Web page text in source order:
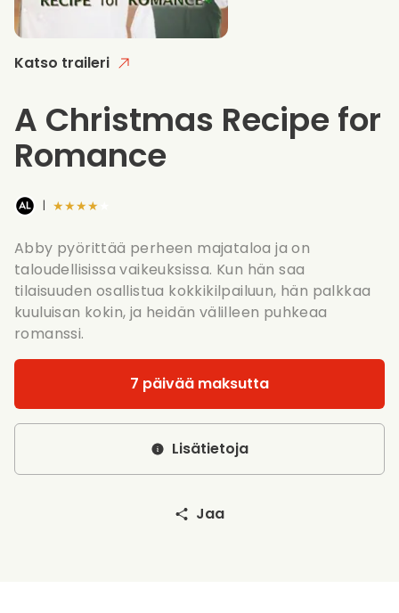
Katso traileri
A Christmas Recipe for
Romance
| ★★★★★
Abby pyörittää perheen majataloa ja on
taloudellisissa vaikeuksissa. Kun hän saa
tilaisuuden osallistua kokkikilpailuun, hän palkkaa
kuuluisan kokin, ja heidän välilleen puhkeaa
romanssi.
7 päivää maksutta
Lisätietoja
Jaa